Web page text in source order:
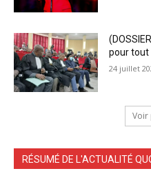
pour tout
24 juillet
Voir
RÉSUMÉ DE L'ACTUALITÉ